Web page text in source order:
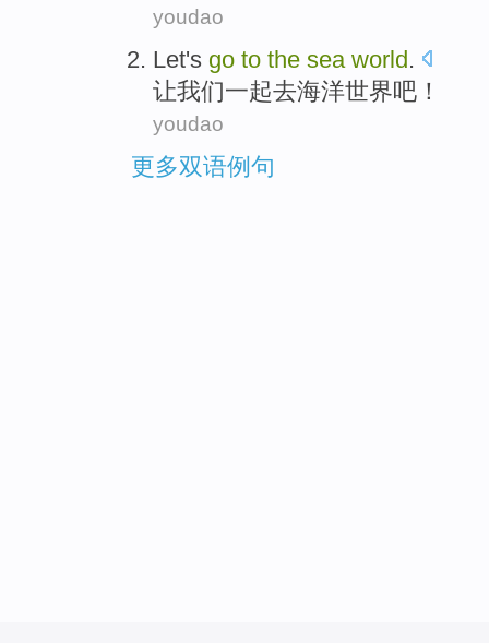
youdao
Let's go to the sea world.
让我们一起去海洋世界吧！
youdao
更多双语例句